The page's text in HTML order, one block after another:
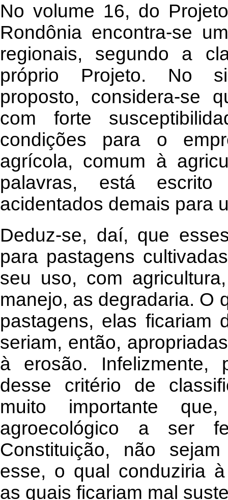
No volume 16, do
Rondônia encontra-se
regionais, segundo a
próprio Projeto. No
proposto, considera-se
com forte
condições para o
agrícola, comum à
palavras, está
acidentados demais para
Deduz-se, daí, que
para pastagens
seu uso, com
manejo, as degradaria. O
pastagens, elas ficariam
seriam, então,
à erosão. Infelizmente,
desse critério de
muito importante
agroecológico a ser
Constituição, não
esse, o qual conduziria
as quais ficariam mal